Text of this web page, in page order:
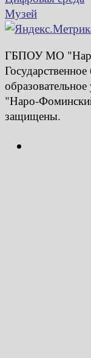
Музей
ГБПОУ МО
"Наро-
защищены.